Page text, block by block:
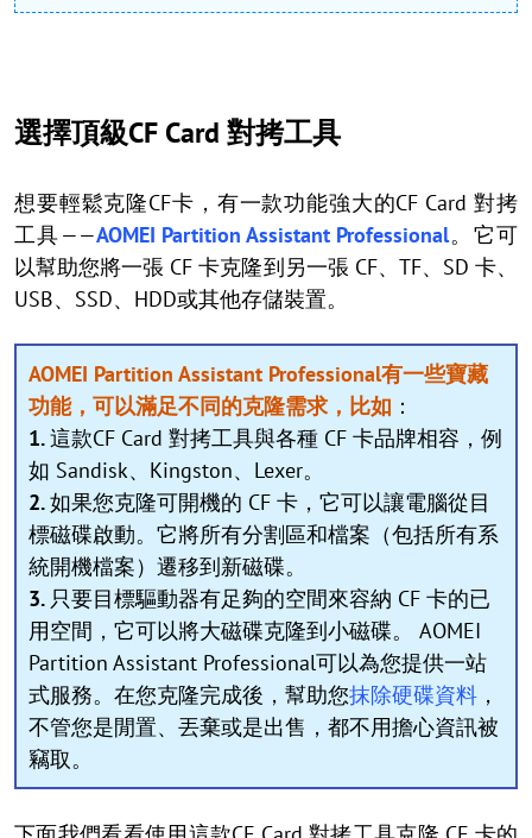
選擇頂級CF Card 對拷工具
想要輕鬆克隆CF卡，有一款功能強大的CF Card 對拷
工具——AOMEI Partition Assistant Professional。它可
以幫助您將一張 CF 卡克隆到另一張 CF、TF、SD 卡、
USB、SSD、HDD或其他存儲裝置。
AOMEI Partition Assistant Professional有一些寶藏
功能，可以滿足不同的克隆需求，比如 ：
1.這款CF Card 對拷工具與各種 CF 卡品牌相容，例
如 Sandisk、Kingston、Lexer。
2.如果您克隆可開機的 CF 卡，它可以讓電腦從目
標磁碟啟動。它將所有分割區和檔案（包括所有系
統開機檔案）遷移到新磁碟。
3. 只要目標驅動器有足夠的空間來容納 CF 卡的已
用空間，它可以將大磁碟克隆到小磁碟。 AOMEI
Partition Assistant Professional可以為您提供一站
式服務。在您克隆完成後，幫助您抹除硬碟資料 ，
不管您是閒置、丟棄或是出售，都不用擔心資訊被
竊取。